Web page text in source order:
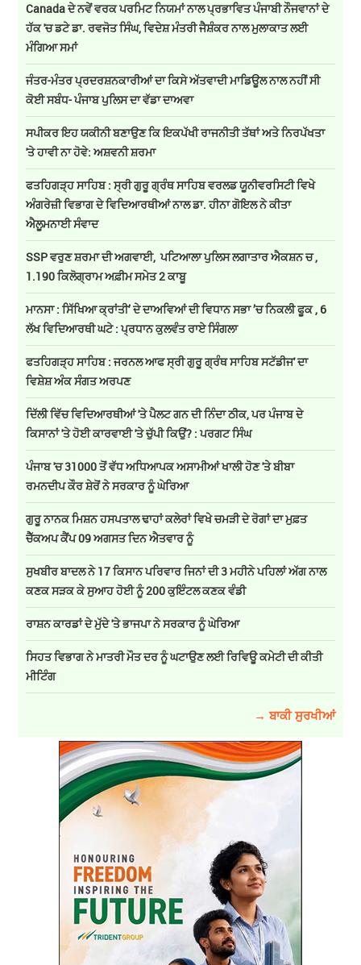
Canada ਦੇ ਨਵੇਂ ਵਰਕ ਪਰਮਿਟ ਨਿਯਮਾਂ ਨਾਲ ਪ੍ਰਭਾਵਿਤ ਪੰਜਾਬੀ ਨੌਜਵਾਨਾਂ ਦੇ
ਹੱਕ 'ਚ ਡਟੇ ਡਾ. ਰਵਜੋਤ ਸਿੰਘ, ਵਿਦੇਸ਼ ਮੰਤਰੀ ਜੈਸ਼ੰਕਰ ਨਾਲ ਮੁਲਾਕਾਤ ਲਈ
ਮੰਗਿਆ ਸਮਾਂ
ਜੰਤਰ-ਮੰਤਰ ਪ੍ਰਦਰਸ਼ਨਕਾਰੀਆਂ ਦਾ ਕਿਸੇ ਅੱਤਵਾਦੀ ਮਾਡਿਊਲ ਨਾਲ ਨਹੀਂ ਸੀ
ਕੋਈ ਸਬੰਧ- ਪੰਜਾਬ ਪੁਲਿਸ ਦਾ ਵੱਡਾ ਦਾਅਵਾ
ਸਪੀਕਰ ਇਹ ਯਕੀਨੀ ਬਣਾਉਣ ਕਿ ਇਕਪੱਖੀ ਰਾਜਨੀਤੀ ਤੱਥਾਂ ਅਤੇ ਨਿਰਪੱਖਤਾ
'ਤੇ ਹਾਵੀ ਨਾ ਹੋਵੇ: ਅਸ਼ਵਨੀ ਸ਼ਰਮਾ
ਫਤਹਿਗੜ੍ਹ ਸਾਹਿਬ : ਸ੍ਰੀ ਗੁਰੂ ਗ੍ਰੰਥ ਸਾਹਿਬ ਵਰਲਡ ਯੂਨੀਵਰਸਿਟੀ ਵਿਖੇ
ਅੰਗਰੇਜ਼ੀ ਵਿਭਾਗ ਦੇ ਵਿਦਿਆਰਥੀਆਂ ਨਾਲ ਡਾ. ਹੀਨਾ ਗੋਇਲ ਨੇ ਕੀਤਾ
ਐਲੂਮਨਾਈ ਸੰਵਾਦ
SSP ਵਰੁਣ ਸ਼ਰਮਾ ਦੀ ਅਗਵਾਈ, ਪਟਿਆਲਾ ਪੁਲਿਸ ਲਗਾਤਾਰ ਐਕਸ਼ਨ ਚ ,
1.190 ਕਿਲੋਗ੍ਰਾਮ ਅਫ਼ੀਮ ਸਮੇਤ 2 ਕਾਬੂ
ਮਾਨਸਾ : ਸਿੱਖਿਆ ਕ੍ਰਾਂਤੀ’ ਦੇ ਦਾਅਵਿਆਂ ਦੀ ਵਿਧਾਨ ਸਭਾ ’ਚ ਨਿਕਲੀ ਫੂਕ , 6
ਲੱਖ ਵਿਦਿਆਰਥੀ ਘਟੇ : ਪ੍ਰਧਾਨ ਕੁਲਵੰਤ ਰਾਏ ਸਿੰਗਲਾ
ਫਤਹਿਗੜ੍ਹ ਸਾਹਿਬ : ਜਰਨਲ ਆਫ ਸ੍ਰੀ ਗੁਰੂ ਗ੍ਰੰਥ ਸਾਹਿਬ ਸਟੱਡੀਜ' ਦਾ
ਵਿਸ਼ੇਸ਼ ਅੰਕ ਸੰਗਤ ਅਰਪਣ
ਦਿੱਲੀ ਵਿੱਚ ਵਿਦਿਆਰਥੀਆਂ 'ਤੇ ਪੈਲਟ ਗਨ ਦੀ ਨਿੰਦਾ ਠੀਕ, ਪਰ ਪੰਜਾਬ ਦੇ
ਕਿਸਾਨਾਂ 'ਤੇ ਹੋਈ ਕਾਰਵਾਈ 'ਤੇ ਚੁੱਪੀ ਕਿਉਂ? : ਪਰਗਟ ਸਿੰਘ
ਪੰਜਾਬ 'ਚ 31000 ਤੋਂ ਵੱਧ ਅਧਿਆਪਕ ਅਸਾਮੀਆਂ ਖਾਲੀ ਹੋਣ 'ਤੇ ਬੀਬਾ
ਰਮਨਦੀਪ ਕੌਰ ਸ਼ੇਰੋਂ ਨੇ ਸਰਕਾਰ ਨੂੰ ਘੇਰਿਆ
ਗੁਰੂ ਨਾਨਕ ਮਿਸ਼ਨ ਹਸਪਤਾਲ ਢਾਹਾਂ ਕਲੇਰਾਂ ਵਿਖੇ ਚਮੜੀ ਦੇ ਰੋਗਾਂ ਦਾ ਮੁਫ਼ਤ
ਚੈੱਕਅਪ ਕੈਂਪ 09 ਅਗਸਤ ਦਿਨ ਐਤਵਾਰ ਨੂੰ
ਸੁਖਬੀਰ ਬਾਦਲ ਨੇ 17 ਕਿਸਾਨ ਪਰਿਵਾਰ ਜਿਨਾਂ ਦੀ 3 ਮਹੀਨੇ ਪਹਿਲਾਂ ਅੱਗ ਨਾਲ
ਕਣਕ ਸੜਕ ਕੇ ਸੁਆਹ ਹੋਈ ਨੂੰ 200 ਕੁਇੰਟਲ ਕਣਕ ਵੰਡੀ
ਰਾਸ਼ਨ ਕਾਰਡਾਂ ਦੇ ਮੁੱਦੇ 'ਤੇ ਭਾਜਪਾ ਨੇ ਸਰਕਾਰ ਨੂੰ ਘੇਰਿਆ
ਸਿਹਤ ਵਿਭਾਗ ਨੇ ਮਾਤਰੀ ਮੌਤ ਦਰ ਨੂੰ ਘਟਾਉਣ ਲਈ ਰਿਵਿਊ ਕਮੇਟੀ ਦੀ ਕੀਤੀ
ਮੀਟਿੰਗ
→ ਬਾਕੀ ਸੁਰਖੀਆਂ